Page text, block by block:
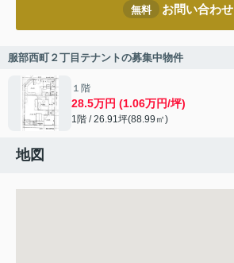
無料 お問い合わせ
服部西町２丁目テナントの募集中物件
１階
28.5万円 (1.06万円/坪)
1階 / 26.91坪(88.99㎡)
地図